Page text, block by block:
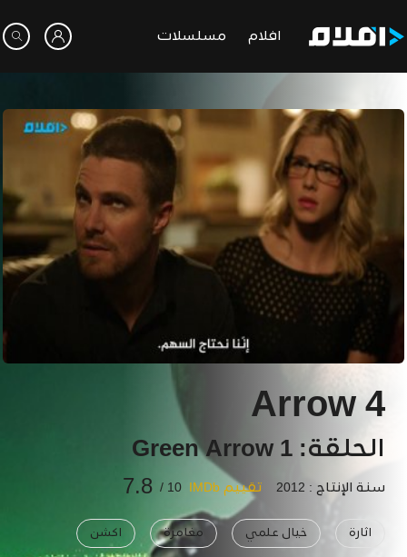
افلام مسلسلات
Arrow 4
الحلقة: 1 Green Arrow
سنة الإنتاج : 2012 تقييم IMDb 10 /
7.8
اثارة خيال علمي مغامرة اكشن